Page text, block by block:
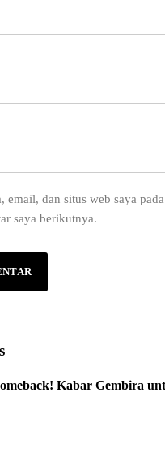
email, dan situs web saya
saya berikutnya.
Kabar Gembira